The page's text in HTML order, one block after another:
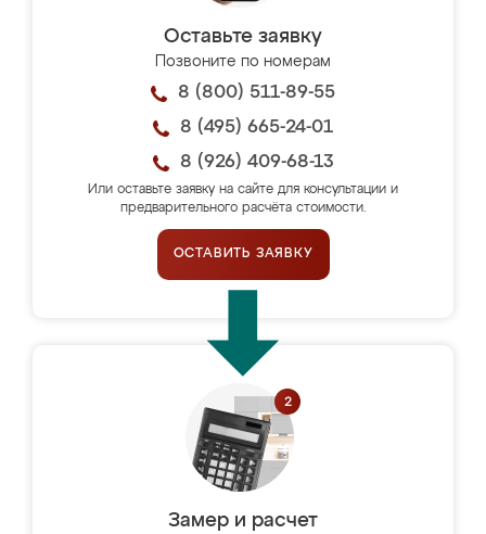
Оставьте заявку
Позвоните по номерам
8 (800) 511-89-55
8 (495) 665-24-01
8 (926) 409-68-13
Или оставьте заявку на сайте для консультации и
предварительного расчёта стоимости.
ОСТАВИТЬ ЗАЯВКУ
Замер и расчет